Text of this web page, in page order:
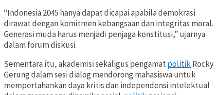
“Indonesia 2045 hanya dapat dicapai apabila demokrasi
dirawat dengan komitmen kebangsaan dan integritas moral.
Generasi muda harus menjadi penjaga konstitusi,” ujarnya
dalam forum diskusi.
Sementara itu, akademisi sekaligus pengamatpolitikRocky
Gerung dalam sesi dialog mendorong mahasiswa untuk
mempertahankan daya kritis dan independensi intelektual